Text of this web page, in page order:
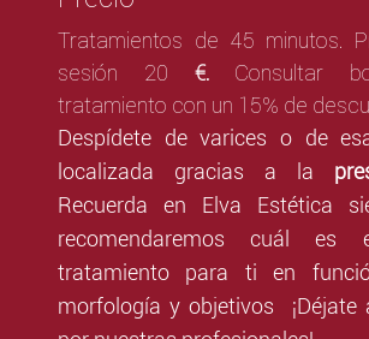
Tratamientos de 45 minutos.
sesión 20 €.Consultar
tratamiento con un 15% de
Despídete de varices o de
localizada gracias a la
Recuerda en Elva Estética
recomendaremos cuál es
tratamiento para ti en
morfología y objetivos ¡Déjate